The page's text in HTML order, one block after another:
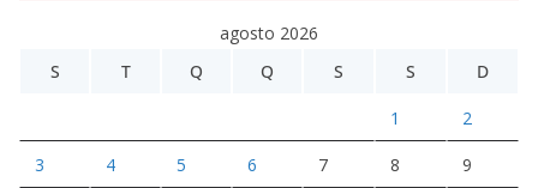
agosto 2026
S
T Q Q S S D
1 2
3 4 5 6 7 8 9